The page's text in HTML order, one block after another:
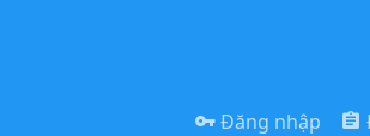
Đăng nhập